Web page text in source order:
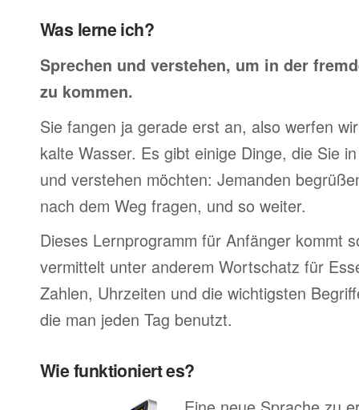
Was lerne ich?
Sprechen und verstehen, um in der
zu kommen.
Sie fangen ja gerade erst an, also werfen
kalte Wasser. Es gibt einige Dinge, die Sie
und verstehen möchten: Jemanden
nach dem Weg fragen, und so weiter.
Dieses Lernprogramm für Anfänger kommt
vermittelt unter anderem Wortschatz für
Zahlen, Uhrzeiten und die wichtigsten
die man jeden Tag benutzt.
Wie funktioniert es?